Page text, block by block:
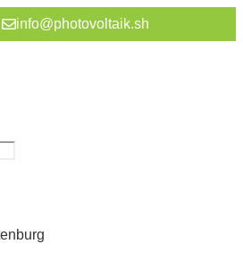
info@photovoltaik.sh